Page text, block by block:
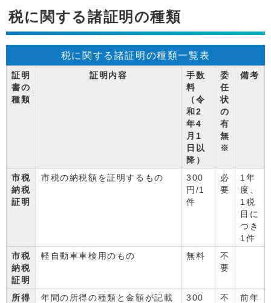
税に関する諸証明の種類
税に関する諸証明の種類一覧表
証明
書の
種類
証明内容
手数
料
（令
和2
年4
月1
日以
降）
委
任
状
の
有
無
※
備考
市税
納税
証明
市税の納税額を証明するもの
300
円/1
件
必
要
1年
度、
1税
目に
つき
1件
市税
納税
証明
軽自動車車検用のもの 無料
不
要
所得
年間の所得の種類と金額が記載
300
不
前年